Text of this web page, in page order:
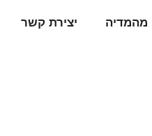
מהמדיה יצירת קשר